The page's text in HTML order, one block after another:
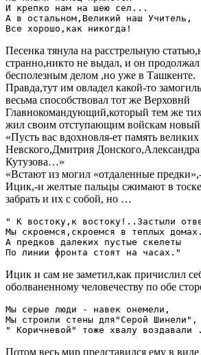
И крепко нам на шею сел...
А в остальном,Великий наш Учитель,
Песенка тянула на расстрельную
странно,никто не выдал, и он
бесполезным делом ,но уже в Ташкенте.
Правда,тут им овладел какой-то
весьма способствовал тот же Верховнй
Главнокомандующий,который тем же
жил своим отступающим войскам новый
«Пусть вас вдохновля-ет память
Невского,Дмитрия
Кутузова…»
«Встают из могил «отдаленные
Ицик,-и желтые пальцы сжимают в
забрать и их с собой, но …
" К востоку,к востоку!..Застыли
Мы скроемся,скроемся в теплых домах.
А предков далеких пустые скелеты
Ицик и сам не заметил,как причислил
оболваненному человечеству по обе
Мы серые люди - навек онемели,
Мы строили стены для"Серой Шинели",
Потом весь мир представился ему в